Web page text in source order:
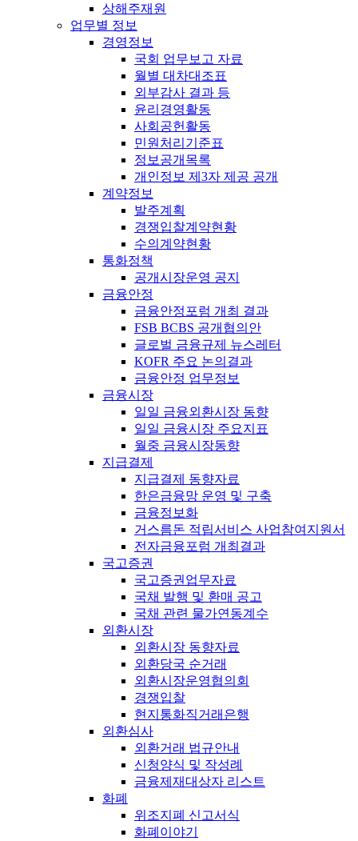
상해주재원
업무별 정보
경영정보
국회 업무보고 자료
월별 대차대조표
외부감사 결과 등
윤리경영활동
사회공헌활동
민원처리기준표
정보공개목록
개인정보 제3자 제공 공개
계약정보
발주계획
경쟁입찰계약현황
수의계약현황
통화정책
공개시장운영 공지
금융안정
금융안정포럼 개최 결과
FSB BCBS 공개협의안
글로벌 금융규제 뉴스레터
KOFR 주요 논의결과
금융안정 업무정보
금융시장
일일 금융외환시장 동향
일일 금융시장 주요지표
월중 금융시장동향
지급결제
지급결제 동향자료
한은금융망 운영 및 구축
금융정보화
거스름돈 적립서비스 사업참여지원서
전자금융포럼 개최결과
국고증권
국고증권업무자료
국채 발행 및 환매 공고
국채 관련 물가연동계수
외환시장
외환시장 동향자료
외환당국 순거래
외환시장운영협의회
경쟁입찰
현지통화직거래은행
외환심사
외환거래 법규안내
신청양식 및 작성례
금융제재대상자 리스트
화폐
위조지폐 신고서식
화폐이야기